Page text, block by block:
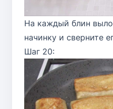
На каждый блин
начинку и сверните
Шаг 20: